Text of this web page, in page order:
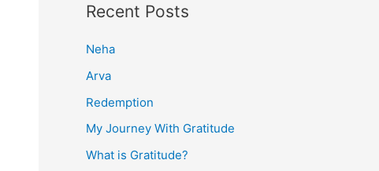
r
f
o
r
:
Recent Posts
Neha
Arva
Redemption
My Journey With Gratitude
What is Gratitude?